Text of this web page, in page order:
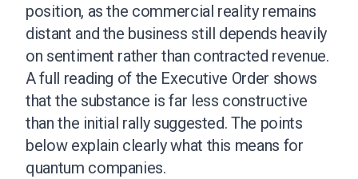
position, as the commercial reality remains
distant and the business still depends heavily
on sentiment rather than contracted revenue.
A full reading of the Executive Order shows
that the substance is far less constructive
than the initial rally suggested. The points
below explain clearly what this means for
quantum companies.